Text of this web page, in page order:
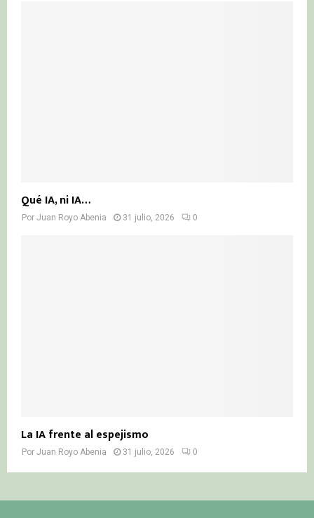
Qué IA, ni IA…
Por Juan Royo Abenia 31 julio, 2026 0
La IA frente al espejismo
Por Juan Royo Abenia 31 julio, 2026 0